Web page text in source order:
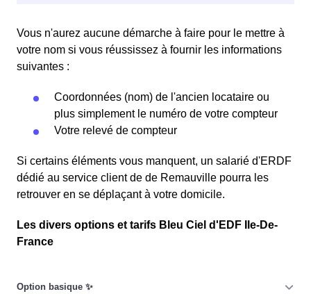
Vous n'aurez aucune démarche à faire pour le mettre à
votre nom si vous réussissez à fournir les informations
suivantes :
Coordonnées (nom) de l'ancien locataire ou
plus simplement le numéro de votre compteur
Votre relevé de compteur
Si certains éléments vous manquent, un salarié d'ERDF
dédié au service client de de Remauville pourra les
retrouver en se déplaçant à votre domicile.
Les divers options et tarifs Bleu Ciel d'EDF Ile-De-
France